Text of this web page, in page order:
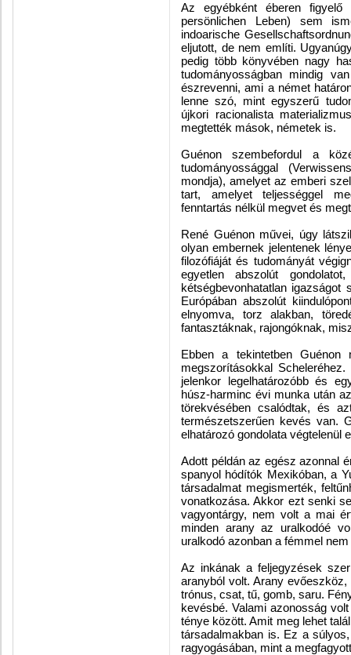
Az egyébként éberen figyelő
persönlichen Leben) sem
indoarische
eljutott, de nem említi.
pedig több könyvében nagy
tudományosságban mindig
észrevenni, ami a német
lenne szó, mint egyszerű
újkori racionalista
megtették mások, németek is.
Guénon szembefordul a
tudományossággal
mondja), amelyet az emberi
tart, amelyet teljességgel
fenntartás nélkül megvet és
René Guénon művei, úgy
olyan embernek jelentenek
filozófiáját és tudományát
egyetlen abszolút gondolatot,
kétségbevonhatatlan
Európában abszolút
elnyomva, torz alakban,
fantasztáknak, rajongóknak,
Ebben a tekintetben Guénon
megszorításokkal
jelenkor legelhatározóbb és
húsz-harminc évi munka után
törekvésében csalódtak, és
természetszerűen kevés van.
elhatározó gondolata végtelenül
Adott példán az egész azonnal
spanyol hódítók Mexikóban, a
társadalmat megismerték,
vonatkozása. Akkor ezt senki
vagyontárgy, nem volt a mai
minden arany az uralkodóé
uralkodó azonban a fémmel nem
Az inkának a feljegyzések
aranyból volt. Arany
trónus, csat, tű, gomb, saru.
kevésbé. Valami azonosság
ténye között. Amit meg lehet
társadalmakban is. Ez a
ragyogásában, mint a